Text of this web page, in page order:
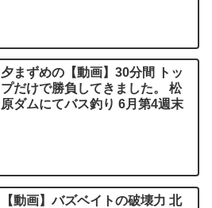
夕まずめの【動画】30分間 トッ
プだけで勝負してきました。 松
原ダムにてバス釣り 6月第4週末
【動画】バズベイトの破壊力 北